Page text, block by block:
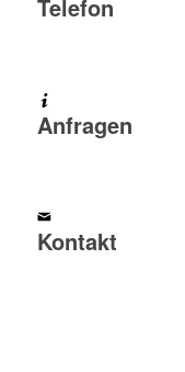
Telefon
Anfragen
Kontakt